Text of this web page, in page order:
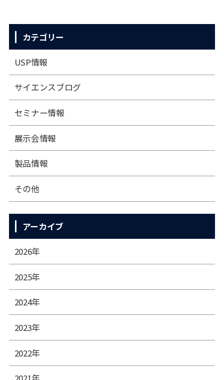
カテゴリー
USP情報
サイエンスブログ
セミナー情報
展⽰会情報
製品情報
その他
アーカイブ
2026年
2025年
2024年
2023年
2022年